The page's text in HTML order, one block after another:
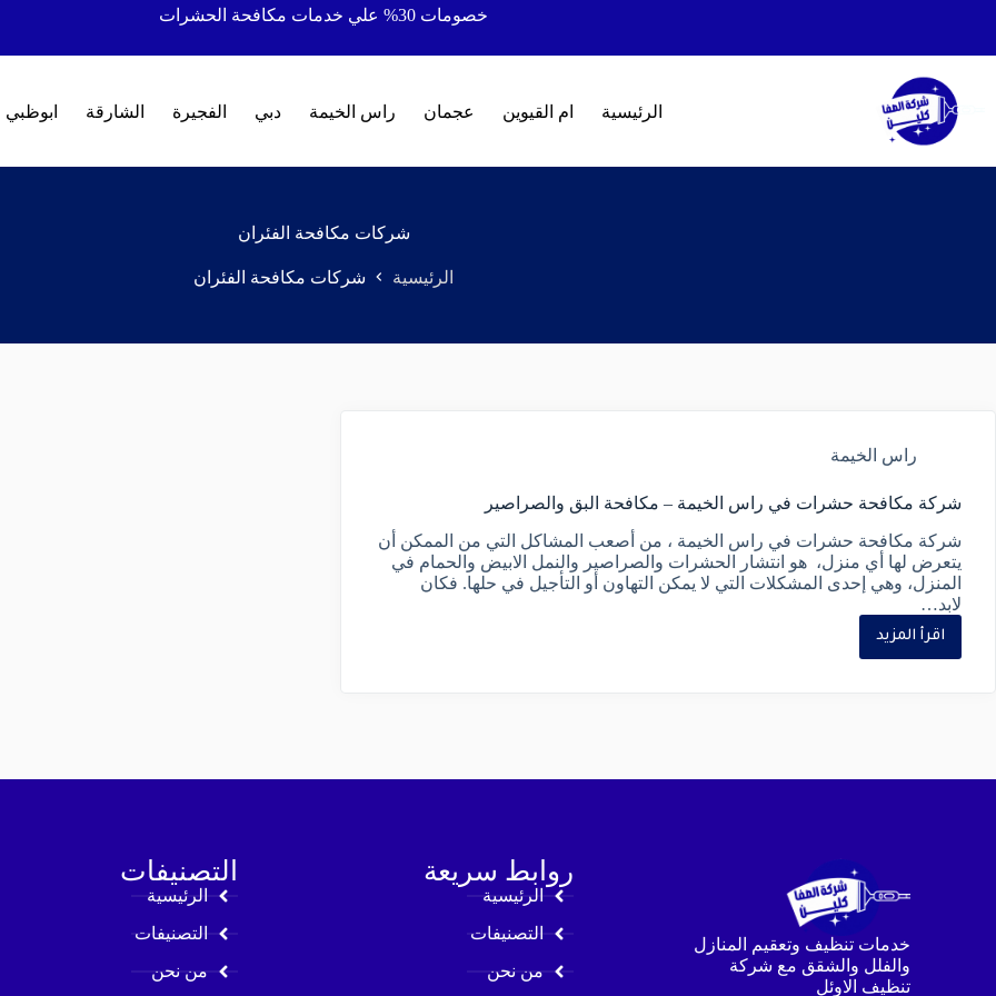
خصومات 30% علي خدمات مكافحة الحشرات
الرئيسية ام القيوين عجمان راس الخيمة دبي الفجيرة الشارقة ابوظبي
شركات مكافحة الفئران
الرئيسية شركات مكافحة الفئران
راس الخيمة
شركة مكافحة حشرات في راس الخيمة – مكافحة البق والصراصير
شركة مكافحة حشرات في راس الخيمة ، من أصعب المشاكل التي من الممكن أن
يتعرض لها أي منزل، هو انتشار الحشرات والصراصير والنمل الابيض والحمام في
المنزل، وهي إحدى المشكلات التي لا يمكن التهاون أو التأجيل في حلها. فكان
لابد…
اقرأ المزيد
خدمات تنظيف وتعقيم المنازل
والفلل والشقق مع شركة
تنظيف الاوئل
روابط سريعة
الرئيسية
التصنيفات
من نحن
التصنيفات
الرئيسية
التصنيفات
من نحن